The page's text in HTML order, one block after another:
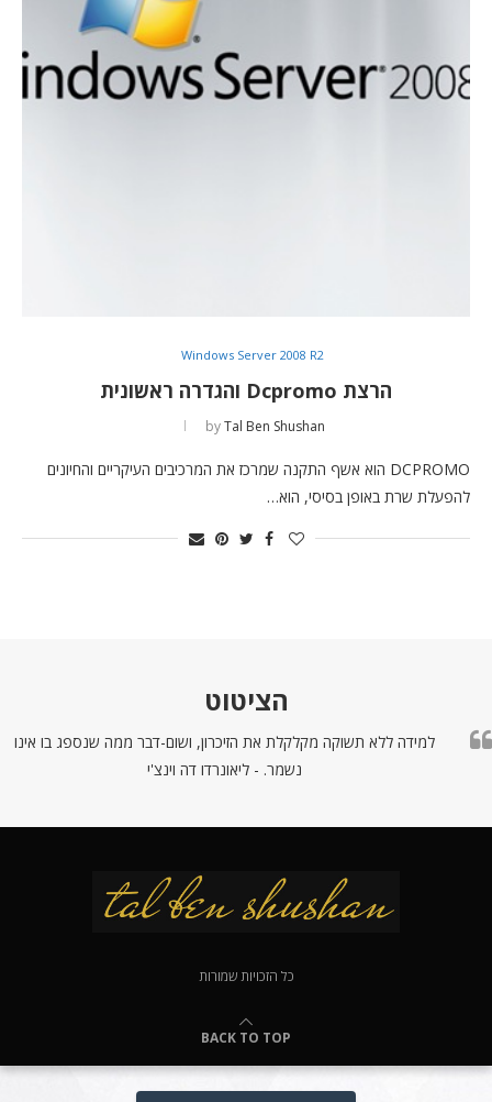
Windows Server 2008 R2
הרצת Dcpromo והגדרה ראשונית
byTal Ben Shushan
DCPROMO הוא אשף התקנה שמרכז את המרכיבים העיקריים והחיונים
להפעלת שרת באופן בסיסי, הוא…
הציטוט
למידה ללא תשוקה מקלקלת את הזיכרון, ושום-דבר ממה שנספג בו אינו
נשמר. - ליאונרדו דה וינצ'י
כל הזכויות שמורות
BACK TO TOP